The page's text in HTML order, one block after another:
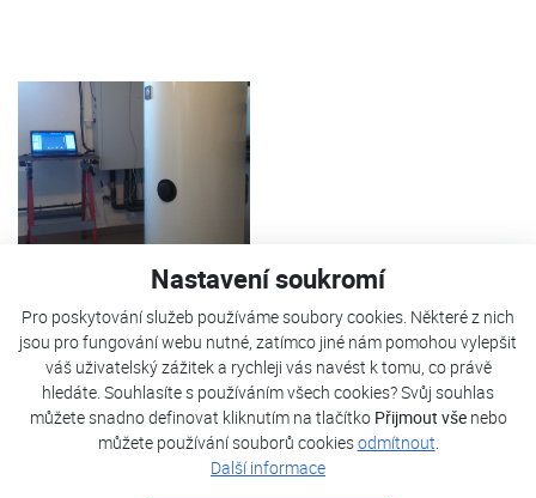
Nastavení soukromí
Pro poskytování služeb používáme soubory cookies. Některé z nich
jsou pro fungování webu nutné, zatímco jiné nám pomohou vylepšit
váš uživatelský zážitek a rychleji vás navést k tomu, co právě
hledáte. Souhlasíte s používáním všech cookies? Svůj souhlas
můžete snadno definovat kliknutím na tlačítko Přijmout všenebo
můžete používání souborů cookiesodmítnout
Další informace
Tepelné čerpadlo FUJI Kaiteki 12 je použito pro vytápění
rodinného domu a ohřevu teplé užitkové vody. Jako
bivalentní zdroj slouží elektrokotel instalovaný v tepelném
čerpadle.
tepelná ztráta objektu 8,5 kW